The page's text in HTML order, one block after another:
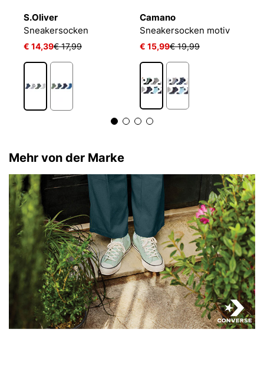
S.Oliver
Sneakersocken
€ 14,39€ 17,99
Camano
Sneakersocken motiv
€ 15,99€ 19,99
Mehr von der Marke